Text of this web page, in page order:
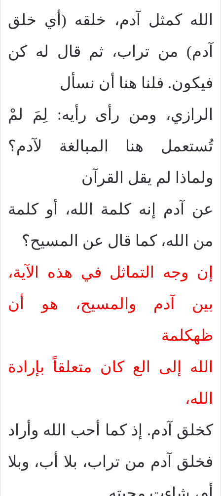
الله كمثل آدم، خلقه (أي خلق
آدم) من تراب، ثم قال له كن
فيكون. فلنا هنا أن نسأل
الرازي، ومن رأى رأيه: لِمَ لمْ
تُستعمل هنا المبالغة لآدم؟
ولماذا لم يقل القرآن
عن آدم إنه كلمة الله، أو كلمة
من الله، كما قال عن المسيح؟
إن وجه التماثل في هذه الآية،
بين آدم والمسيح، هو أن
ظهكلمة
الله إلى الع كان متعلقاً بإرادة
الله،
كخلق آدم. إذ كما أحب الله وأراد
فخلق آدم من تراب، بلا أب، وبلا